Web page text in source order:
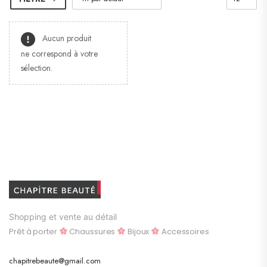
Aucun produit
ne correspond à votre
sélection.
Shopping et vente au détail
Prêt à porter Chaussures Bijoux Accessoires
chapitrebeaute@gmail.com